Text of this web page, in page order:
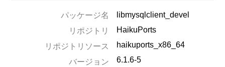
パッケージ名
libmysqlclient_devel
リポジトリ
HaikuPorts
リポジトリソース
haikuports_x86_64
バージョン
6.1.6-5